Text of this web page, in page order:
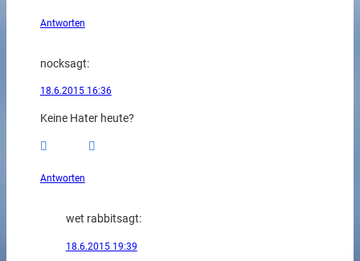
Antworten
nocksagt:
18.6.2015 16:36
Keine Hater heute?
Antworten
wet rabbitsagt:
18.6.2015 19:39